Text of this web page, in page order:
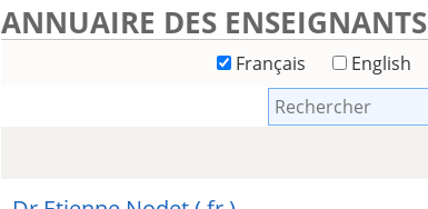
ANNUAIRE DES ENSEIGNANTS
Français English